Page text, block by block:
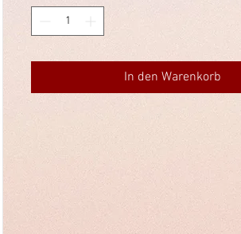
In den Warenkorb